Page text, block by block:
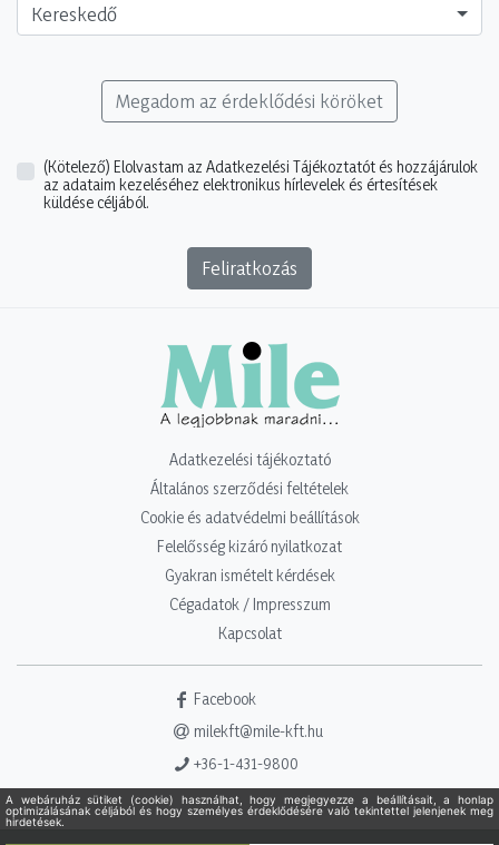
Kereskedő
Megadom az érdeklődési köröket
(Kötelező) Elolvastam az Adatkezelési Tájékoztatót és hozzájárulok
az adataim kezeléséhez elektronikus hírlevelek és értesítések
küldése céljából.
Feliratkozás
Adatkezelési tájékoztató
Általános szerződési feltételek
Cookie és adatvédelmi beállítások
Felelősség kizáró nyilatkozat
Gyakran ismételt kérdések
Cégadatok / Impresszum
Kapcsolat
Facebook
milekft@mile-kft.hu
+36-1-431-9800